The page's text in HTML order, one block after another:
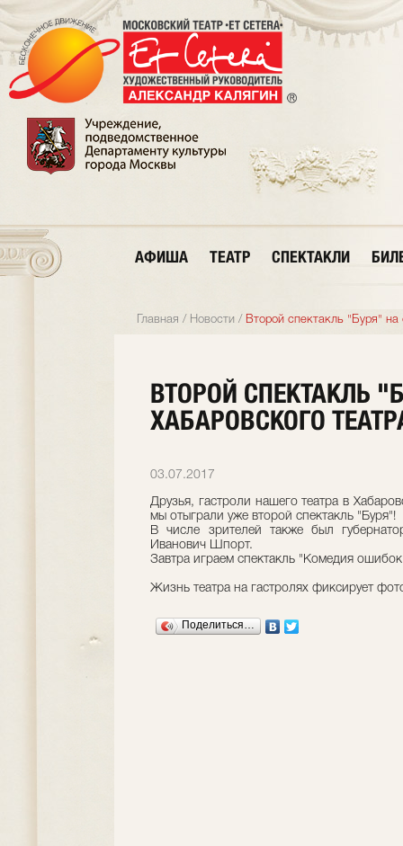
АФИША ТЕАТР СПЕКТАКЛИ
Главная / Новости / Второй спектакль "Буря" на
ВТОРОЙ СПЕКТАКЛЬ
ХАБАРОВСКОГО
03.07.2017
Друзья, гастроли нашего театра в
мы отыграли уже второй спектакль "Буря"!
В числе зрителей также был
Иванович Шпорт.
Завтра играем спектакль "Комедия
Жизнь театра на гастролях фиксирует
Поделиться…